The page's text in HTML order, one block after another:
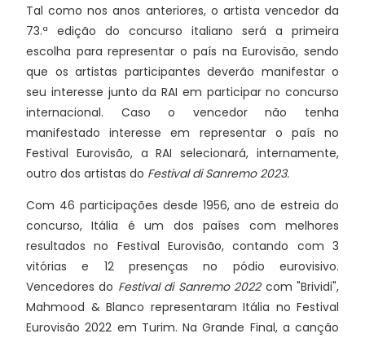
Tal como nos anos anteriores, o artista vencedor da
73.ª edição do concurso italiano será a primeira
escolha para representar o país na Eurovisão, sendo
que os artistas participantes deverão manifestar o
seu interesse junto da RAI em participar no concurso
internacional. Caso o vencedor não tenha
manifestado interesse em representar o país no
Festival Eurovisão, a RAI selecionará, internamente,
outro dos artistas do Festival di Sanremo 2023.
Com 46 participações desde 1956, ano de estreia do
concurso, Itália é um dos países com melhores
resultados no Festival Eurovisão, contando com 3
vitórias e 12 presenças no pódio eurovisivo.
Vencedores do Festival di Sanremo 2022com "Brividi",
Mahmood & Blanco representaram Itália no Festival
Eurovisão 2022 em Turim. Na Grande Final, a canção